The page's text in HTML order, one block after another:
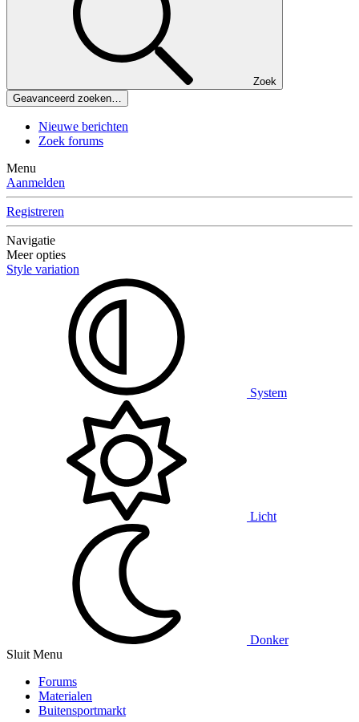
Zoek
Geavanceerd zoeken…
Nieuwe berichten
Zoek forums
Menu
Aanmelden
Registreren
Navigatie
Meer opties
Style variation
System
Licht
Donker
Sluit Menu
Forums
Materialen
Buitensportmarkt